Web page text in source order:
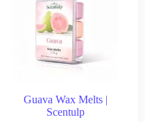
optie
kan
gekozen
worden
op
Guava Wax Melts |
Scentulp